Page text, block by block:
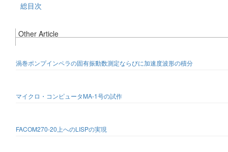
総目次
Other Article
渦巻ポンプインペラの固有振動数測定ならびに加速度波形の積分
マイクロ・コンピュータMA-1号の試作
FACOM270-20上へのLISPの実現